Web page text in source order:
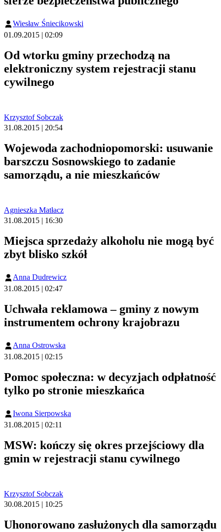
Wiesław Śniecikowski
01.09.2015 | 02:09
Od wtorku gminy przechodzą na
elektroniczny system rejestracji stanu
cywilnego
Krzysztof Sobczak
31.08.2015 | 20:54
Wojewoda zachodniopomorski: usuwanie
barszczu Sosnowskiego to zadanie
samorządu, a nie mieszkańców
Agnieszka Matłacz
31.08.2015 | 16:30
Miejsca sprzedaży alkoholu nie mogą być
zbyt blisko szkół
Anna Dudrewicz
31.08.2015 | 02:47
Uchwała reklamowa – gminy z nowym
instrumentem ochrony krajobrazu
Anna Ostrowska
31.08.2015 | 02:15
Pomoc społeczna: w decyzjach odpłatność
tylko po stronie mieszkańca
Iwona Sierpowska
31.08.2015 | 02:11
MSW: kończy się okres przejściowy dla
gmin w rejestracji stanu cywilnego
Krzysztof Sobczak
30.08.2015 | 10:25
Uhonorowano zasłużonych dla samorządu